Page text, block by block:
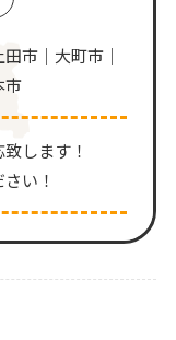
市｜大町市｜
市
します！
い！